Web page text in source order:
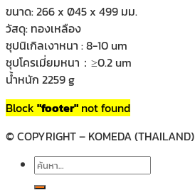
ขนาด: 266 x Ø45 x 499 มม.
วัสดุ: ทองเหลือง
ชุปนิเกิลเงาหนา : 8-10 um
ชุปโครเมี่ยมหนา：≥0.2 um
น้ำหนัก 2259 g
Block "footer" not found
© COPYRIGHT – KOMEDA (THAILAND)
ค้นหา: